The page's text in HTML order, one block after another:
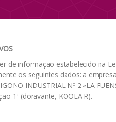
de informação estabelecido na
os seguintes dados: a
INDUSTRIAL Nº 2 «LA
1ª (doravante, KOOLAIR).